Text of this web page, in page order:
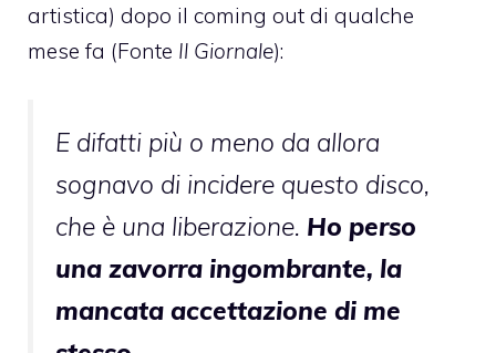
artistica) dopo il coming out di qualche
mese fa (Fonte Il Giornale):
E difatti più o meno da allora
sognavo di incidere questo disco,
che è una liberazione. Ho perso
una zavorra ingombrante, la
mancata accettazione di me